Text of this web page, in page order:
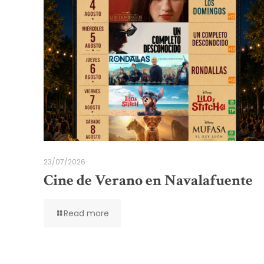
23/07/2026
Cine de Verano en Navalafuente
Read more